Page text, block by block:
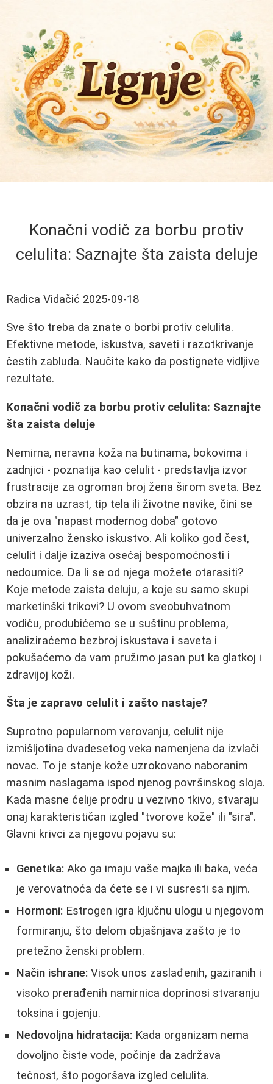
Konačni vodič za borbu protiv
celulita: Saznajte šta zaista deluje
Radica Vidačić 2025-09-18
Sve što treba da znate o borbi protiv celulita.
Efektivne metode, iskustva, saveti i razotkrivanje
čestih zabluda. Naučite kako da postignete vidljive
rezultate.
Konačni vodič za borbu protiv celulita: Saznajte
šta zaista deluje
Nemirna, neravna koža na butinama, bokovima i
zadnjici - poznatija kao celulit - predstavlja izvor
frustracije za ogroman broj žena širom sveta. Bez
obzira na uzrast, tip tela ili životne navike, čini se
da je ova "napast modernog doba" gotovo
univerzalno žensko iskustvo. Ali koliko god čest,
celulit i dalje izaziva osećaj bespomoćnosti i
nedoumice. Da li se od njega možete otarasiti?
Koje metode zaista deluju, a koje su samo skupi
marketinški trikovi? U ovom sveobuhvatnom
vodiču, produbićemo se u suštinu problema,
analiziraćemo bezbroj iskustava i saveta i
pokušaćemo da vam pružimo jasan put ka glatkoj i
zdravijoj koži.
Šta je zapravo celulit i zašto nastaje?
Suprotno popularnom verovanju, celulit nije
izmišljotina dvadesetog veka namenjena da izvlači
novac. To je stanje kože uzrokovano naboranim
masnim naslagama ispod njenog površinskog sloja.
Kada masne ćelije prodru u vezivno tkivo, stvaraju
onaj karakterističan izgled "tvorove kože" ili "sira".
Glavni krivci za njegovu pojavu su:
Genetika: Ako ga imaju vaše majka ili baka, veća
je verovatnoća da ćete se i vi susresti sa njim.
Hormoni: Estrogen igra ključnu ulogu u njegovom
formiranju, što delom objašnjava zašto je to
pretežno ženski problem.
Način ishrane: Visok unos zaslađenih, gaziranih i
visoko prerađenih namirnica doprinosi stvaranju
toksina i gojenju.
Nedovoljna hidratacija: Kada organizam nema
dovoljno čiste vode, počinje da zadržava
tečnost, što pogoršava izgled celulita.